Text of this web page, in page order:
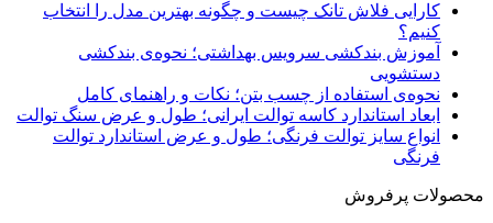
کارایی فلاش تانک چیست و چگونه بهترین مدل را انتخاب
کنیم؟
آموزش بندکشی سرویس بهداشتی؛ نحوه‌ی بندکشی
دستشویی
نحوه‌ی استفاده از چسب بتن؛ نکات و راهنمای کامل
ابعاد استاندارد کاسه توالت ایرانی؛ طول و عرض سنگ توالت
انواع سایز توالت فرنگی؛ طول و عرض استاندارد توالت
فرنگی
محصولات پرفروش